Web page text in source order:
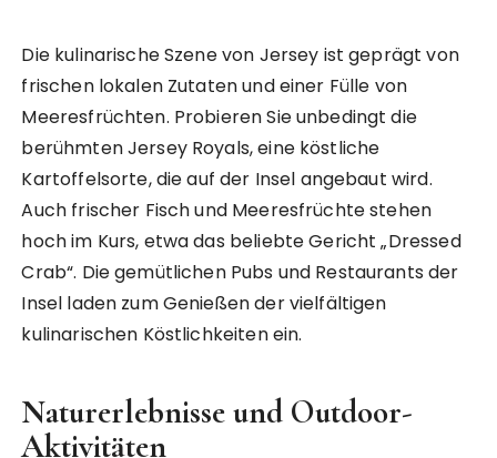
Die kulinarische Szene von Jersey ist geprägt von
frischen lokalen Zutaten und einer Fülle von
Meeresfrüchten. Probieren Sie unbedingt die
berühmten Jersey Royals, eine köstliche
Kartoffelsorte, die auf der Insel angebaut wird.
Auch frischer Fisch und Meeresfrüchte stehen
hoch im Kurs, etwa das beliebte Gericht „Dressed
Crab“. Die gemütlichen Pubs und Restaurants der
Insel laden zum Genießen der vielfältigen
kulinarischen Köstlichkeiten ein.
Naturerlebnisse und Outdoor-
Aktivitäten